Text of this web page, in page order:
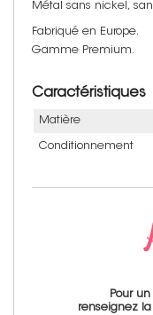
Métal sans nickel,
Fabriqué en Europe.
Gamme Premium.
Caractéristiques
Matière
Conditionnement
Pour
renseignez